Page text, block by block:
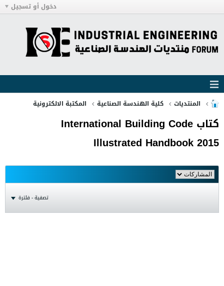
دخول أو تسجيل
المنتديات كلية الهندسة الصناعية المكتبة الالكترونية
كتاب International Building Code
Illustrated Handbook 2015
تصفية - فلترة